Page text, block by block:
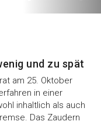
und zu spät
am 25. Oktober
in einer
inhaltlich als auch
Das Zaudern